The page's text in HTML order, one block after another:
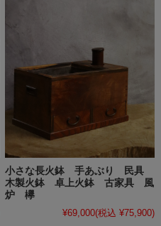
小さな長火鉢 手あぶり 民具
木製火鉢 卓上火鉢 古家具 風
炉 欅
¥69,000(税込 ¥75,900)